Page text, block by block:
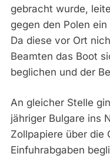
gebracht wurde,
gegen den Polen
Da diese vor Ort
Beamten das Boot
beglichen und der
An gleicher Stelle
jähriger Bulgare ins
Zollpapiere über die
Einfuhrabgaben